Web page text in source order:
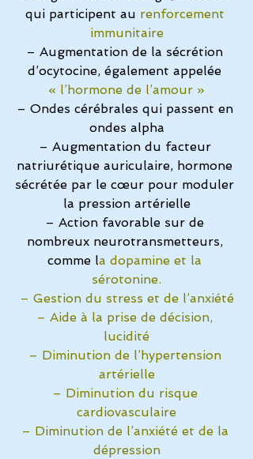
qui participent au renforcement
immunitaire
– Augmentation de la sécrétion
d’ocytocine, également appelée
« l’hormone de l’amour »
– Ondes cérébrales qui passent en
ondes alpha
– Augmentation du facteur
natriurétique auriculaire, hormone
sécrétée par le cœur pour moduler
la pression artérielle
– Action favorable sur de
nombreux neurotransmetteurs,
comme la dopamine et la
sérotonine.
– Gestion du stress et de l’anxiété
– Aide à la prise de décision,
lucidité
– Diminution de l’hypertension
artérielle
– Diminution du risque
cardiovasculaire
– Diminution de l’anxiété et de la
dépression